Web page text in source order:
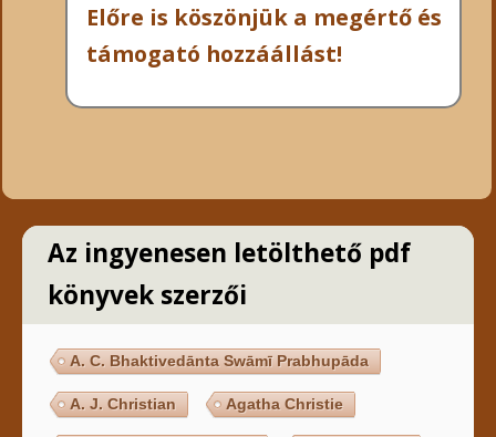
Előre is köszönjük a megértő és
támogató hozzáállást!
Az ingyenesen letölthető pdf
könyvek szerzői
A. C. Bhaktivedānta Swāmī Prabhupāda
A. J. Christian Agatha Christie